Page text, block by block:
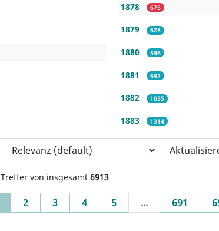
1878 675
1879 628
1880 596
1881 692
1882 1035
1883 1314
Treffer von insgesamt 6913
(current)
2 3 4 5 ... 691